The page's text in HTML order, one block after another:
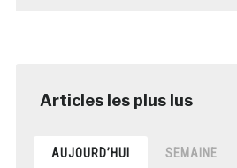
AUJOURD’HUI SEMAINE